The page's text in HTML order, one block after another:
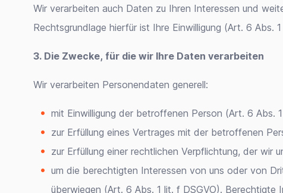
Wir verarbeiten auch Daten zu Ihren Interessen und
Rechtsgrundlage hierfür ist Ihre Einwilligung (Art. 6 Abs.
3. Die Zwecke, für die wir Ihre Daten verarbeiten
Wir verarbeiten Personendaten generell:
mit Einwilligung der betroffenen Person (Art. 6 Abs.
zur Erfüllung eines Vertrages mit der betroffenen
zur Erfüllung einer rechtlichen Verpflichtung, der wir
um die berechtigten Interessen von uns oder von
überwiegen (Art. 6 Abs. 1 lit. f DSGVO).